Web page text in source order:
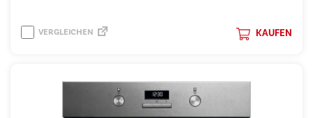
KAUFEN
VERGLEICHEN